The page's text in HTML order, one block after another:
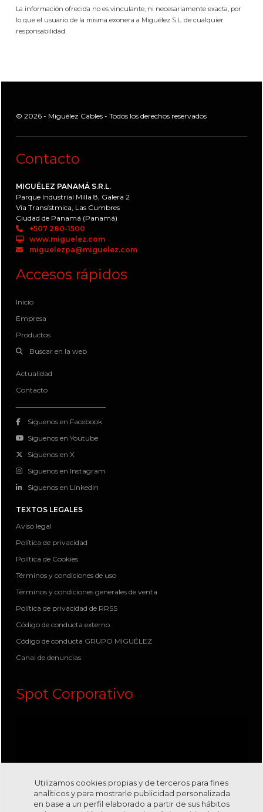
La información ofrecida no es vinculante, ni necesariamente exacta, por
lo que el usuario de la misma exonera a Miguélez S.L. de cualquier
responsabilidad.
© 2026 - Miguélez Cables - Todos los derechos reservados
Contacto
MIGUÉLEZ PANAMÁ S.R.L.
Parque Industrial Milla 8, Galera 2
Vía Transístmica, Las Cumbres
Ciudad de Panamá (Panamá)
+507 280-1500
www.miguelez.com
miguelezpa@miguelez.com
Accesos rápidos
Inicio
Empresa
Productos
Buscar en la web
Actualidad
Contacto
Siguenos en Facebook
Siguenos en Youtube
Siguenos en X
Siguenos en Instagram
Siguenos en LinkedIn
TEXTOS LEGALES
Aviso legal
Política de privacidad
Política de Cookies
Términos y condiciones de uso
Términos y condiciones generales de venta
Política de privacidad de RRSS
Código de conducta externo
Código de conducta GRUPO MIGUÉLEZ
Canal de denuncias
Spot Corporativo
Utilizamos cookies propias y de terceros para fines
analíticos y para mostrarle publicidad personalizada
en base a un perfil elaborado a partir de sus hábitos